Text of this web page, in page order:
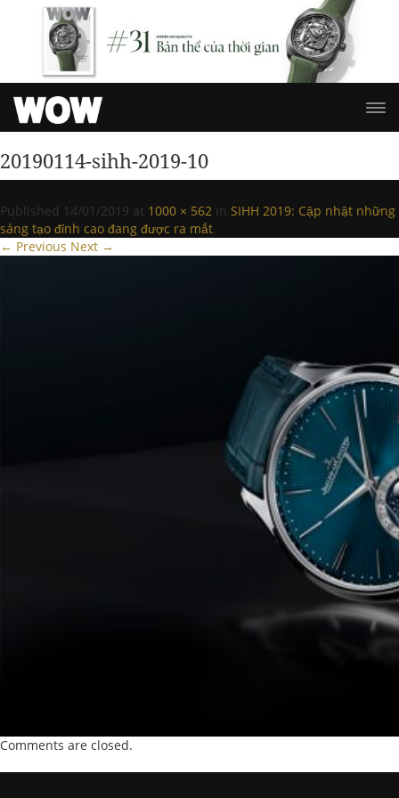
20190114-sihh-2019-10
Published 14/01/2019 at 1000 × 562 in SIHH 2019: Cập nhật những
sáng tạo đỉnh cao đang được ra mắt.
← Previous Next →
Comments are closed.